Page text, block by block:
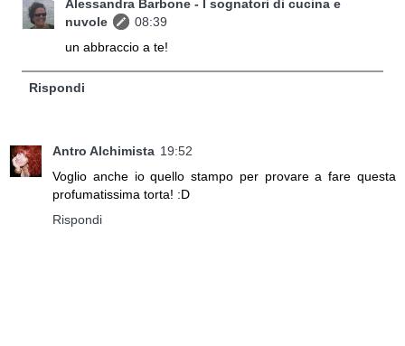
Alessandra Barbone - I sognatori di cucina e
nuvole
08:39
un abbraccio a te!
Rispondi
Antro Alchimista 19:52
Voglio anche io quello stampo per provare a fare questa
profumatissima torta! :D
Rispondi